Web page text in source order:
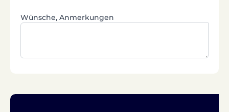
Wünsche, Anmerkungen